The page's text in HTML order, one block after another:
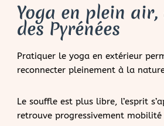
Yoga en plein
des Pyrénées
Pratiquer le yoga en extérieur
reconnecter pleinement à la
Le souffle est plus libre, l’esprit
retrouve progressivement